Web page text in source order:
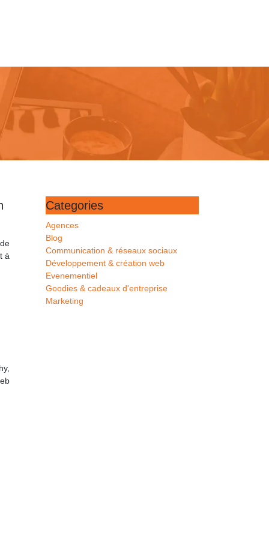
à
Categories
Agences
Blog
Communication & réseaux sociaux
Développement & création web
Evenementiel
Goodies & cadeaux d'entreprise
Marketing